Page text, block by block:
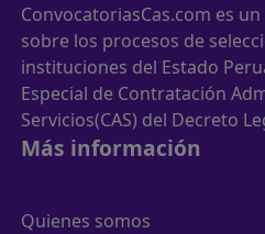
ConvocatoriasCas.com es
sobre los procesos de
instituciones del Estado
Especial de Contratación
Servicios(CAS) del Decreto
Más información
Quienes somos